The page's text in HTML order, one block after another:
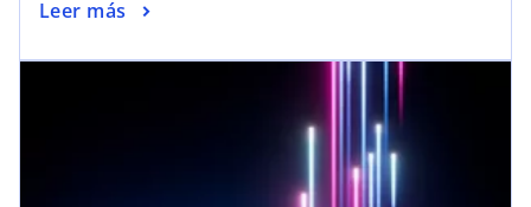
Leer más